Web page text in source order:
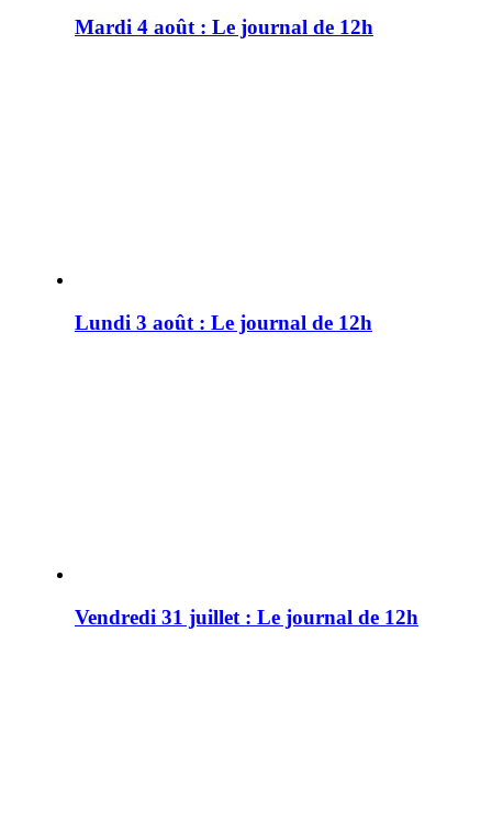
Mardi 4 août : Le journal de 12h
Lundi 3 août : Le journal de 12h
Vendredi 31 juillet : Le journal de 12h